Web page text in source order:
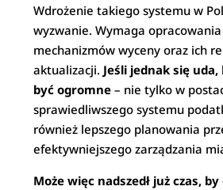
Wdrożenie takiego systemu w
wyzwanie. Wymaga
mechanizmów wyceny oraz ich
aktualizacji. Jeśli jednak się
być ogromne – nie tylko w
sprawiedliwszego systemu
również lepszego planowania
efektywniejszego zarządzania
Może więc nadszedł już czas,